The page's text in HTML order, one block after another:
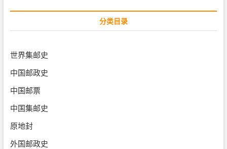
分类目录
世界集邮史
中国邮政史
中国邮票
中国集邮史
原地封
外国邮政史